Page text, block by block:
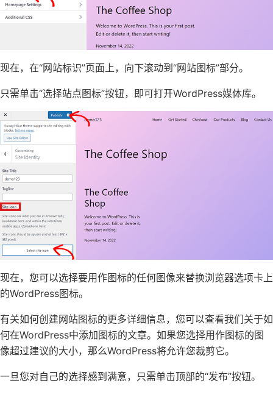
现在，在“网站标识”页面上，向下滚动到“网站图标”部分。
只需单击“选择站点图标”按钮，即可打开WordPress媒体库。
现在，您可以选择要用作图标的任何图像来替换浏览器选项卡上
的WordPress图标。
有关如何创建网站图标的更多详细信息，您可以查看我们关于如
何在WordPress中添加图标的文章。如果您选择用作图标的图
像超过建议的大小，那么WordPress将允许您裁剪它。
一旦您对自己的选择感到满意，只需单击顶部的“发布”按钮。